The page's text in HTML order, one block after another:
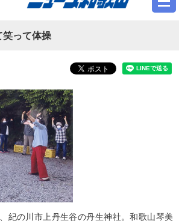
笑って体操
紀の川市上丹生谷の丹生神社。和歌山琴美